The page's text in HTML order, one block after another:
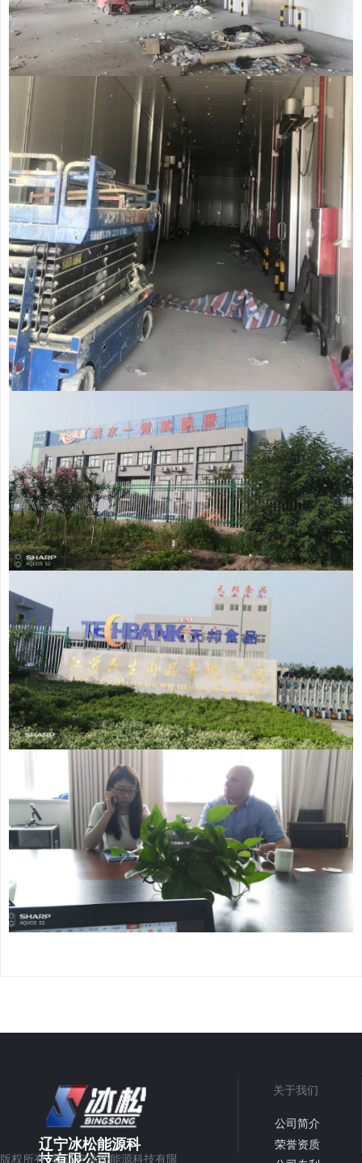
辽宁冰松能源科
技有限公司
关于我们
公司简介
荣誉资质
版权所有©辽宁冰松能源科技有限